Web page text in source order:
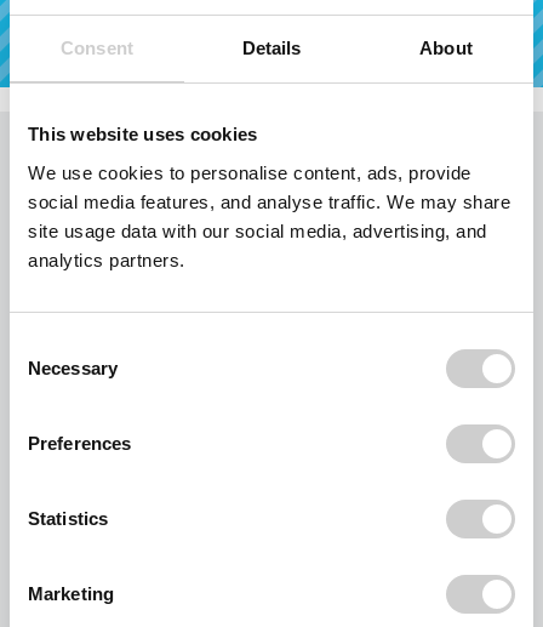
Consent Details About
This website uses cookies
We use cookies to personalise content, ads, provide
social media features, and analyse traffic. We may share
site usage data with our social media, advertising, and
analytics partners.
Selection
Necessary
Preferences
Statistics
Marketing
Bestellvorgang
Angaben
prüfen
bestellen
Bestätigung
Ihr Warenkorb
Bitte kontrollieren Sie die gewünschte Stückzahl und drücken Sie gegebenenfalls auf
den Link aktualisieren.
Abfallcontainer zum Pauschalpreis inklusive
Transport
Stück1,5 cbm Multicarcontainerà EUR 145,00
aktualisieren
Summe inklusive EUR 23,15 MwSt.